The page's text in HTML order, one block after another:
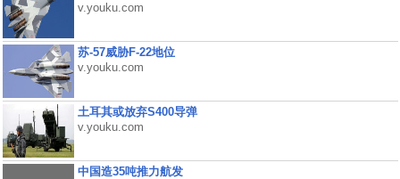
v.youku.com
苏-57威胁F-22地位
v.youku.com
土耳其或放弃S400导弹
v.youku.com
中国造35吨推力航发